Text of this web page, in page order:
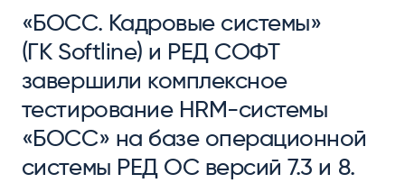
«БОСС. Кадровые системы»
(ГК Softline) и РЕД СОФТ
завершили комплексное
тестирование HRM-системы
«БОСС» на базе операционной
системы РЕД ОС версий 7.3 и 8.